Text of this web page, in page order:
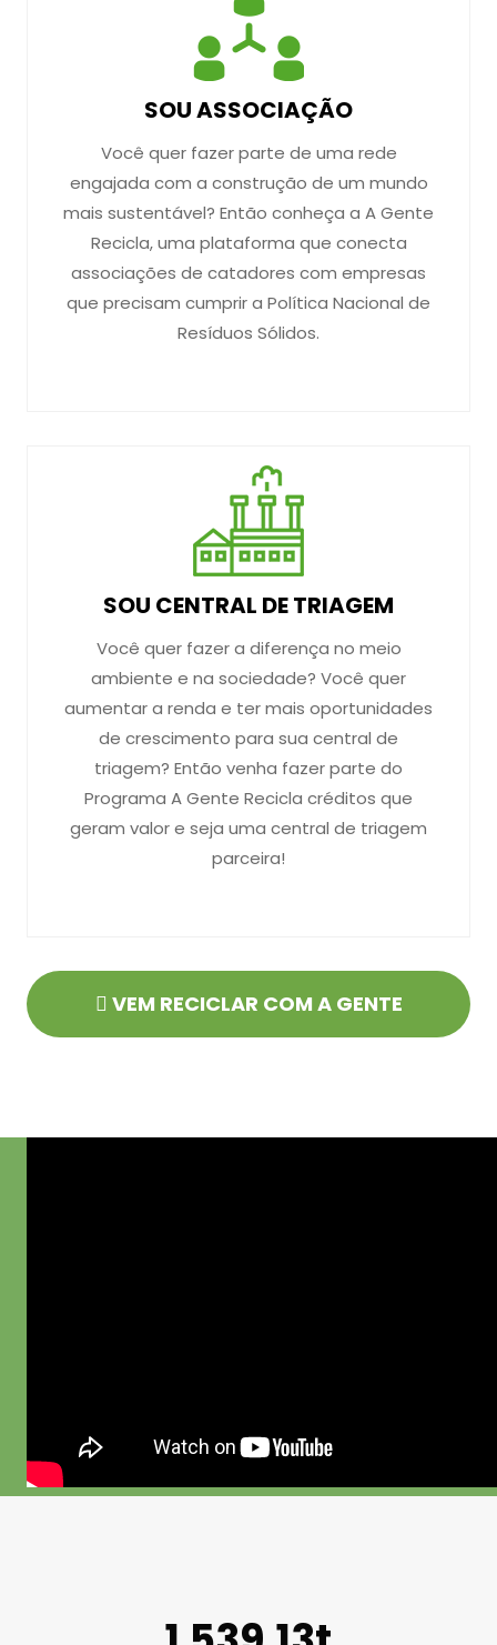
SOU ASSOCIAÇÃO
Você quer fazer parte de uma rede
engajada com a construção de um mundo
mais sustentável? Então conheça a A Gente
Recicla, uma plataforma que conecta
associações de catadores com empresas
que precisam cumprir a Política Nacional de
Resíduos Sólidos.
SOU CENTRAL DE TRIAGEM
Você quer fazer a diferença no meio
ambiente e na sociedade? Você quer
aumentar a renda e ter mais oportunidades
de crescimento para sua central de
triagem? Então venha fazer parte do
Programa A Gente Recicla créditos que
geram valor e seja uma central de triagem
parceira!
VEM RECICLAR COM A GENTE